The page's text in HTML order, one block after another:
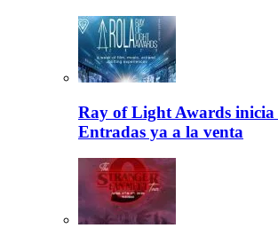
Ray of Light Awards inicia
Entradas ya a la venta